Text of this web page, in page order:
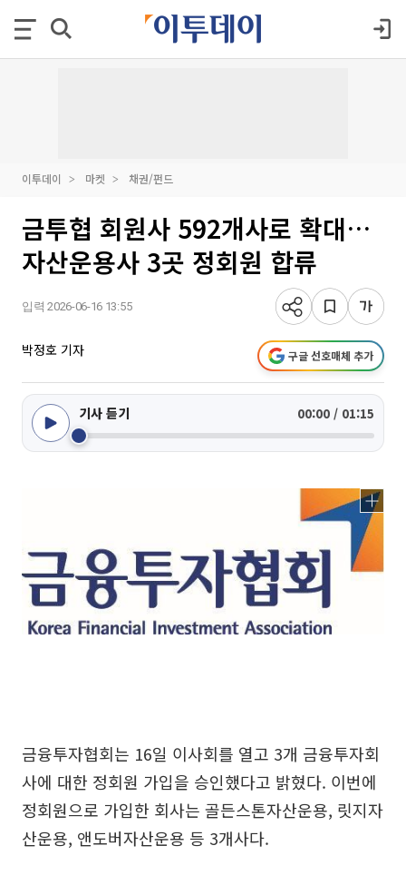
이투데이 마켓 채권/펀드
금투협 회원사 592개사로 확대…
자산운용사 3곳 정회원 합류
입력 2026-06-16 13:55
박정호 기자 구글 선호매체 추가
기사 듣기 00:00 / 01:15
금융투자협회는 16일 이사회를 열고 3개 금융투자회
사에 대한 정회원 가입을 승인했다고 밝혔다. 이번에
정회원으로 가입한 회사는 골든스톤자산운용, 릿지자
산운용, 앤도버자산운용 등 3개사다.